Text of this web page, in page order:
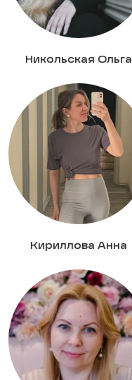
Никольская Ольга
Кириллова Анна